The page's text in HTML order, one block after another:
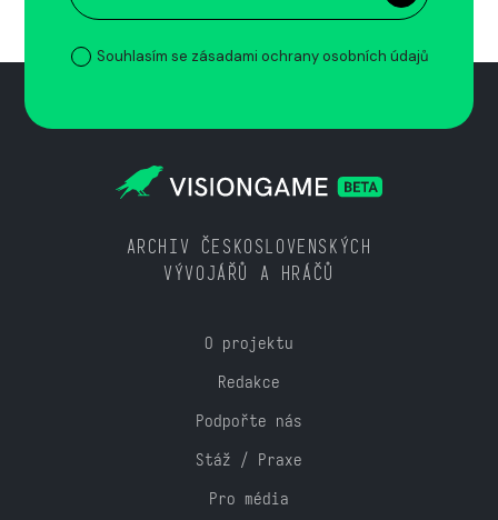
Souhlasím se zásadami ochrany osobních údajů
ARCHIV ČESKOSLOVENSKÝCH
VÝVOJÁŘŮ A HRÁČŮ
O projektu
Redakce
Podpořte nás
Stáž / Praxe
Pro média